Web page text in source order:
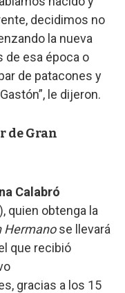
decidimos no
la nueva
de esa época o
de patacones y
le dijeron.
de Gran
Calabró
quien obtenga la
Hermanose llevará
que recibió
gracias a los 15